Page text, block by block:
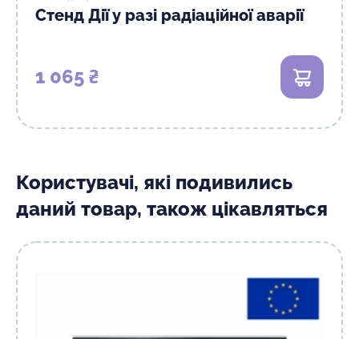
Стенд Дії у разі радіаційної аварії
1 065 ₴ В кошик
Користувачі, які подивились
даний товар, також цікавляться